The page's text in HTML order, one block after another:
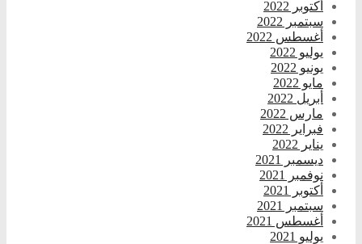
أكتوبر 2022
سبتمبر 2022
أغسطس 2022
يوليو 2022
يونيو 2022
مايو 2022
أبريل 2022
مارس 2022
فبراير 2022
يناير 2022
ديسمبر 2021
نوفمبر 2021
أكتوبر 2021
سبتمبر 2021
أغسطس 2021
يوليو 2021